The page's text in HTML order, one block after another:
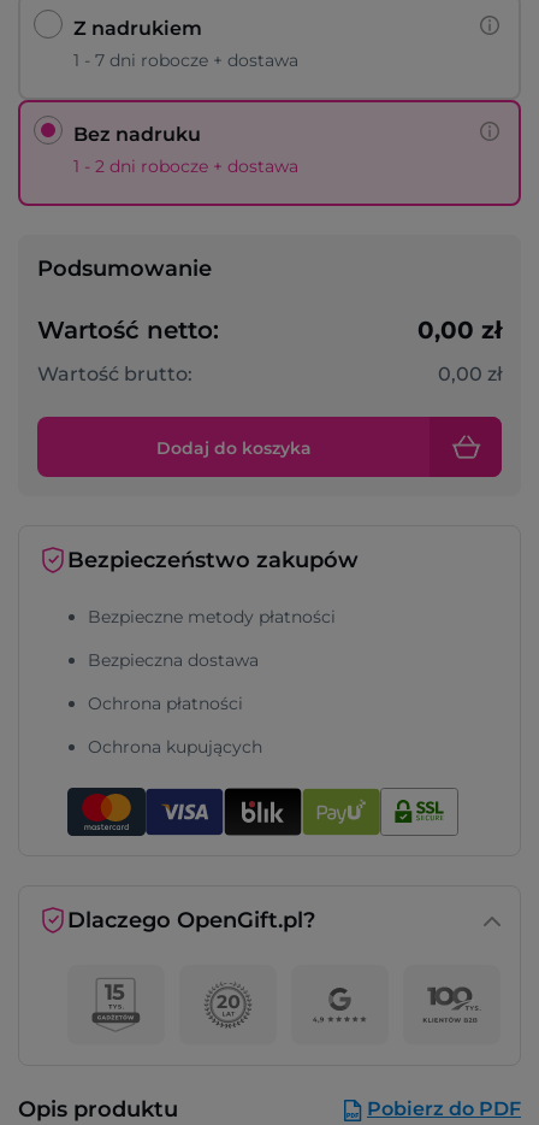
Z nadrukiem
1 - 7 dni robocze + dostawa
Bez nadruku
1 - 2 dni robocze + dostawa
Podsumowanie
Wartość netto: 0,00 zł
Wartość brutto: 0,00 zł
Dodaj do koszyka
Bezpieczeństwo zakupów
Bezpieczne metody płatności
Bezpieczna dostawa
Ochrona płatności
Ochrona kupujących
Dlaczego OpenGift.pl?
Opis produktu Pobierz do PDF